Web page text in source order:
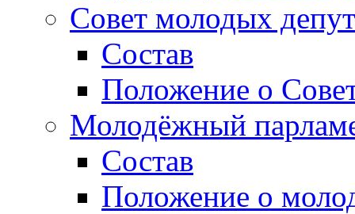
Совет молодых
Состав
Положение о
Молодёжный
Состав
Положение о